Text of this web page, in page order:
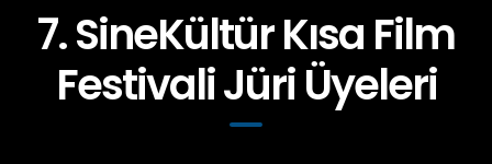
7. SineKültür Kısa Film
Festivali Jüri Üyeleri